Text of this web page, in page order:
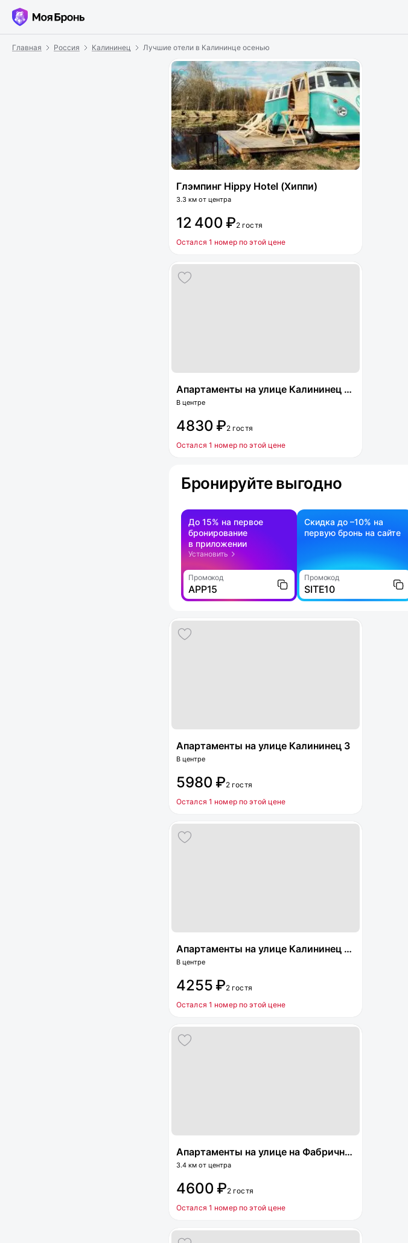
Главная Россия Калининец Лучшие отели в Калининце осенью
Глэмпинг Hippy Hotel (Хиппи)
3.3 км от центра
12 400 ₽2 гостя
Остался 1 номер по этой цене
Апартаменты на улице Калининец 240
В центре
4830 ₽2 гостя
Остался 1 номер по этой цене
Бронируйте выгодно
До 15% на первое
бронирование
в приложении
Установить
Промокод
APP15
Скидка до –10% на
первую бронь на сайте
Промокод
SITE10
Апартаменты на улице Калининец 3
В центре
5980 ₽2 гостя
Остался 1 номер по этой цене
Апартаменты на улице Калининец 32
В центре
4255 ₽2 гостя
Остался 1 номер по этой цене
Апартаменты на улице на Фабричная 1
3.4 км от центра
4600 ₽2 гостя
Остался 1 номер по этой цене